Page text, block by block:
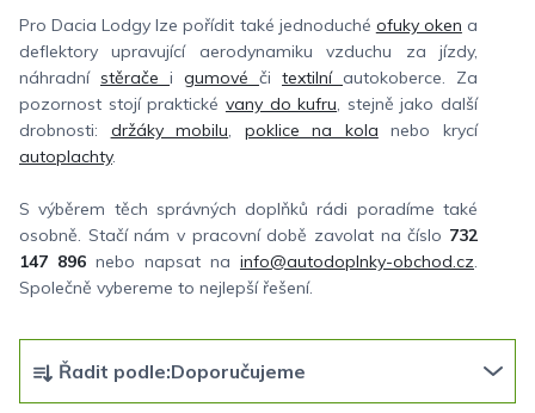
Pro Dacia Lodgy lze pořídit také jednoduché ofuky oken a
deflektory upravující aerodynamiku vzduchu za jízdy,
náhradní stěrače i gumové či textilní autokoberce. Za
pozornost stojí praktické vany do kufru, stejně jako další
drobnosti: držáky mobilu, poklice na kola nebo krycí
autoplachty.
S výběrem těch správných doplňků rádi poradíme také
osobně. Stačí nám v pracovní době zavolat na číslo 732
147 896 nebo napsat na info@autodoplnky-obchod.cz.
Společně vybereme to nejlepší řešení.
a
Řadit podle:Doporučujeme